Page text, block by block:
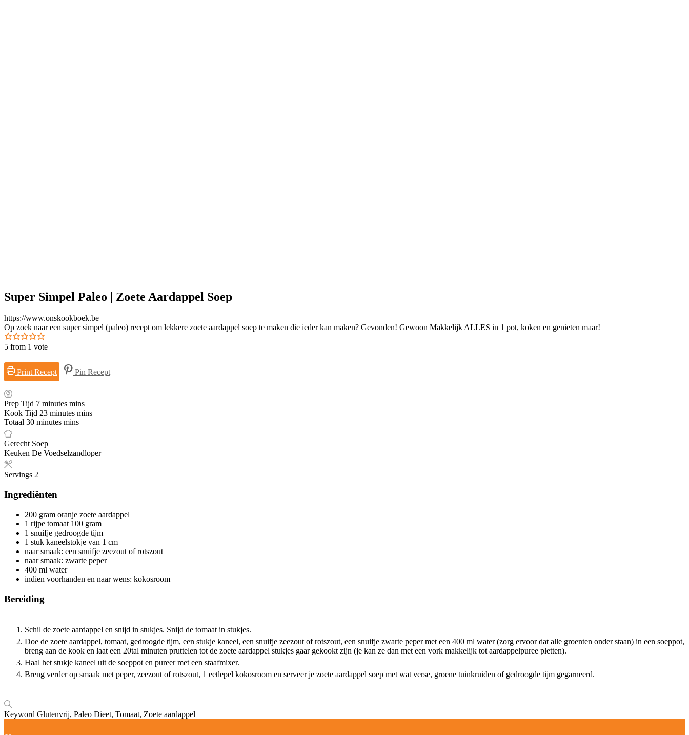
Super Simpel Paleo | Zoete Aardappel Soep
https://www.onskookboek.be
Op zoek naar een super simpel (paleo) recept om lekkere zoete aardappel soep te maken die ieder kan maken? Gevonden! Gewoon Makkelijk ALLES in 1 pot, koken en genieten maar!
5 from 1 vote
Print Recept Pin Recept
Prep Tijd 7 minutes mins
Kook Tijd 23 minutes mins
Totaal 30 minutes mins
Gerecht Soep
Keuken De Voedselzandloper
Servings 2
Ingrediënten
200 gram oranje zoete aardappel
1 rijpe tomaat 100 gram
1 snuifje gedroogde tijm
1 stuk kaneelstokje van 1 cm
naar smaak: een snuifje zeezout of rotszout
naar smaak: zwarte peper
400 ml water
indien voorhanden en naar wens: kokosroom
Bereiding
Schil de zoete aardappel en snijd in stukjes. Snijd de tomaat in stukjes.
Doe de zoete aardappel, tomaat, gedroogde tijm, een stukje kaneel, een snuifje zeezout of rotszout, een snuifje zwarte peper met een 400 ml water (zorg ervoor dat alle groenten onder staan) in een soeppot,
breng aan de kook en laat een 20tal minuten pruttelen tot de zoete aardappel stukjes gaar gekookt zijn (je kan ze dan met een vork makkelijk tot aardappelpuree pletten).
Haal het stukje kaneel uit de soeppot en pureer met een staafmixer.
Breng verder op smaak met peper, zeezout of rotszout, 1 eetlepel kokosroom en serveer je zoete aardappel soep met wat verse, groene tuinkruiden of gedroogde tijm gegarneerd.
Keyword Glutenvrij, Paleo Dieet, Tomaat, Zoete aardappel